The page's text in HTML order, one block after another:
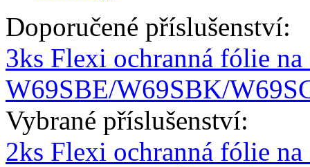
Doporučené příslušenství:
3ks Flexi ochranná fólie
W69SBE/W69SBK/
Vybrané příslušenství:
2ks Flexi ochranná fólie